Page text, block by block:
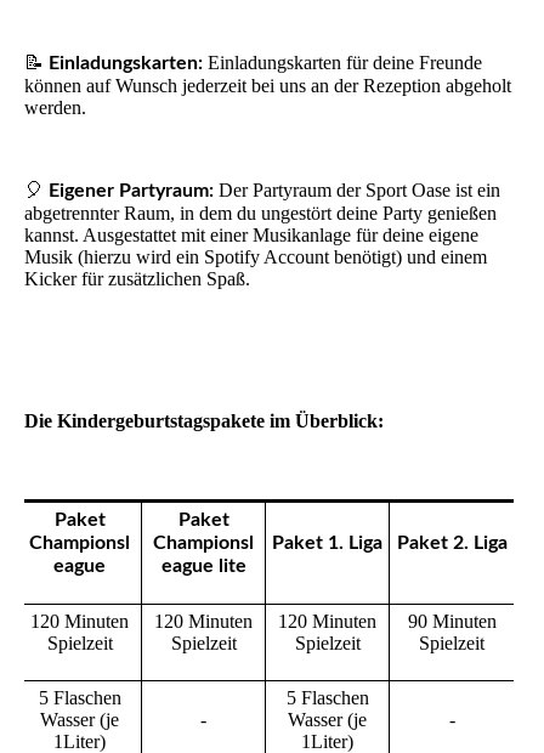
📝 Einladungskarten: Einladungskarten für deine Freunde
können auf Wunsch jederzeit bei uns an der Rezeption abgeholt
werden.
🎈 Eigener Partyraum: Der Partyraum der Sport Oase ist ein
abgetrennter Raum, in dem du ungestört deine Party genießen
kannst. Ausgestattet mit einer Musikanlage für deine eigene
Musik (hierzu wird ein Spotify Account benötigt) und einem
Kicker für zusätzlichen Spaß.
Die Kindergeburtstagspakete im Überblick:
Paket
Championsl
eague
Paket
Championsl
eague lite
Paket 1. Liga Paket 2. Liga
120 Minuten
Spielzeit
120 Minuten
Spielzeit
120 Minuten
Spielzeit
90 Minuten
Spielzeit
5 Flaschen
Wasser (je
1Liter)
-
5 Flaschen
Wasser (je
1Liter)
-